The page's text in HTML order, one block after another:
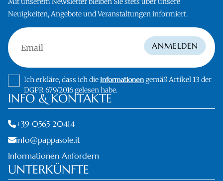
Neuigkeiten, Angebote und Veranstaltungen informiert.
ANMELDEN
Ich erkläre, dass ich die Informationen gemäß Artikel 13 der
DGPR 679/2016 gelesen habe.
INFO & KONTAKTE
+39 0565 20414
info@pappasole.it
Informationen Anfordern
UNTERKÜNFTE